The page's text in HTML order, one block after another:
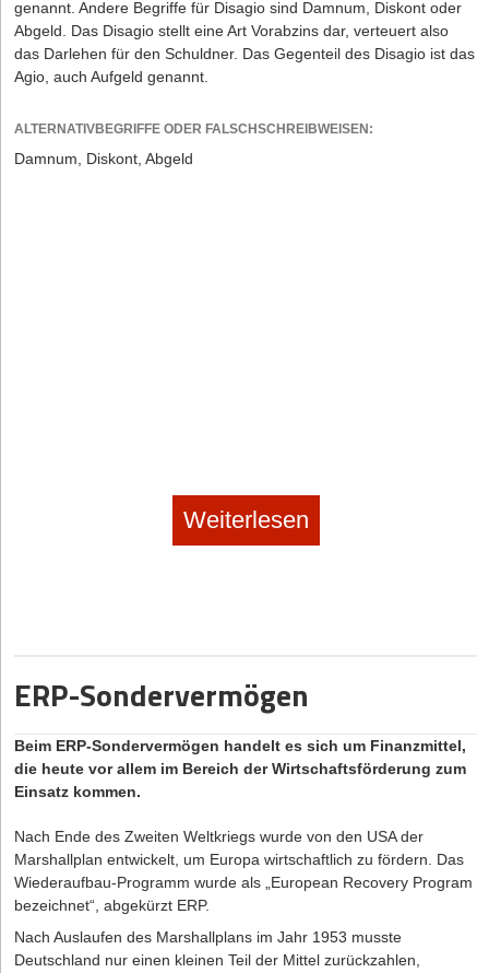
genannt. Andere Begriffe für Disagio sind Damnum, Diskont oder
Abgeld. Das Disagio stellt eine Art Vorabzins dar, verteuert also
das Darlehen für den Schuldner. Das Gegenteil des Disagio ist das
Agio, auch Aufgeld genannt.
ALTERNATIVBEGRIFFE ODER FALSCHSCHREIBWEISEN:
Damnum, Diskont, Abgeld
Weiterlesen
ERP-Sondervermögen
Beim ERP-Sondervermögen handelt es sich um Finanzmittel,
die heute vor allem im Bereich der Wirtschaftsförderung zum
Einsatz kommen.
Nach Ende des Zweiten Weltkriegs wurde von den USA der
Marshallplan entwickelt, um Europa wirtschaftlich zu fördern. Das
Wiederaufbau-Programm wurde als „European Recovery Program
bezeichnet“, abgekürzt ERP.
Nach Auslaufen des Marshallplans im Jahr 1953 musste
Deutschland nur einen kleinen Teil der Mittel zurückzahlen,